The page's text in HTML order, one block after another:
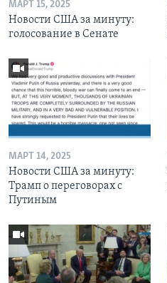
МАРТ 15, 2025
Новости США за минуту:
голосование в Сенате
МАРТ 14, 2025
Новости США за минуту:
Трамп о переговорах с
Путиным